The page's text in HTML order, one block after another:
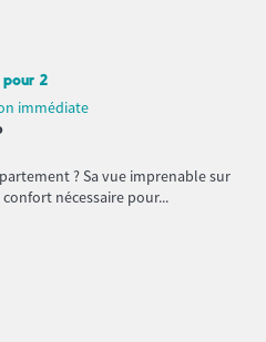
pour 2
immédiate
? Sa vue imprenable sur
nécessaire pour...